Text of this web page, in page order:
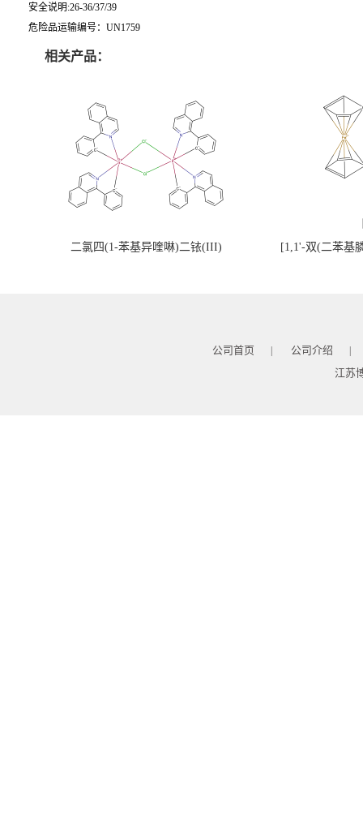
安全说明:26-36/37/39
危险品运输编号：UN1759
相关产品：
二氯四(1-苯基异喹啉)二铱(III) [1,1'-双(二苯基
公司首页 | 公司介绍 |
江苏